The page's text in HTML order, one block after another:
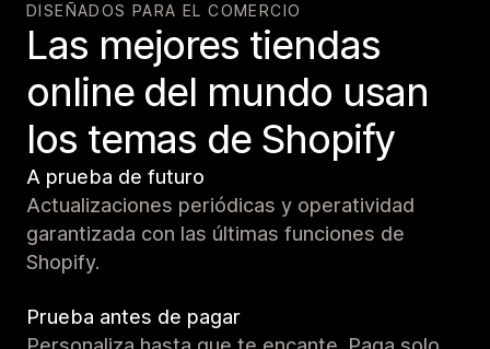
DISEÑADOS PARA EL COMERCIO
Las mejores tiendas
online del mundo usan
los temas de Shopify
A prueba de futuro
Actualizaciones periódicas y operatividad
garantizada con las últimas funciones de
Shopify.
Prueba antes de pagar